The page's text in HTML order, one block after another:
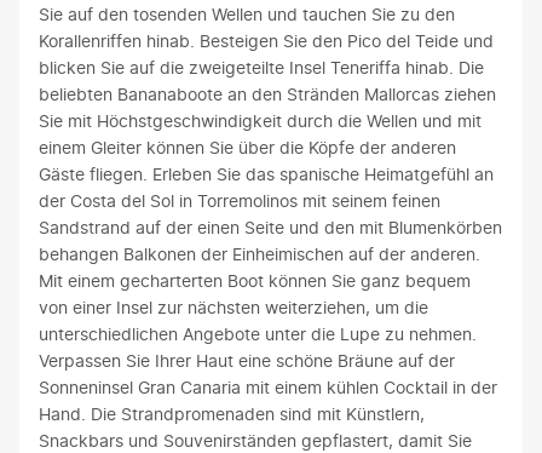
Sie auf den tosenden Wellen und tauchen Sie zu den
Korallenriffen hinab. Besteigen Sie den Pico del Teide und
blicken Sie auf die zweigeteilte Insel Teneriffa hinab. Die
beliebten Bananaboote an den Stränden Mallorcas ziehen
Sie mit Höchstgeschwindigkeit durch die Wellen und mit
einem Gleiter können Sie über die Köpfe der anderen
Gäste fliegen. Erleben Sie das spanische Heimatgefühl an
der Costa del Sol in Torremolinos mit seinem feinen
Sandstrand auf der einen Seite und den mit Blumenkörben
behangen Balkonen der Einheimischen auf der anderen.
Mit einem gecharterten Boot können Sie ganz bequem
von einer Insel zur nächsten weiterziehen, um die
unterschiedlichen Angebote unter die Lupe zu nehmen.
Verpassen Sie Ihrer Haut eine schöne Bräune auf der
Sonneninsel Gran Canaria mit einem kühlen Cocktail in der
Hand. Die Strandpromenaden sind mit Künstlern,
Snackbars und Souvenirständen gepflastert, damit Sie